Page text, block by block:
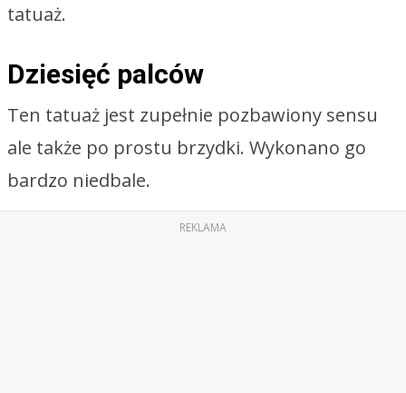
tatuaż.
Dziesięć palców
Ten tatuaż jest zupełnie pozbawiony sensu
ale także po prostu brzydki. Wykonano go
bardzo niedbale.
REKLAMA